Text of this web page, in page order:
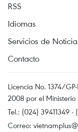
RSS
Idiomas
Servicios de
Contacto
Licencia No. 1374/
2008 por el
Tel.: (024) 39411349 -
Correo: